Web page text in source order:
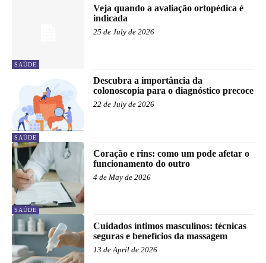
SAÚDE
Veja quando a avaliação ortopédica é
indicada
25 de July de 2026
SAÚDE
Descubra a importância da
colonoscopia para o diagnóstico precoce
22 de July de 2026
SAÚDE
Coração e rins: como um pode afetar o
funcionamento do outro
4 de May de 2026
Cuidados íntimos masculinos: técnicas
seguras e benefícios da massagem
13 de April de 2026